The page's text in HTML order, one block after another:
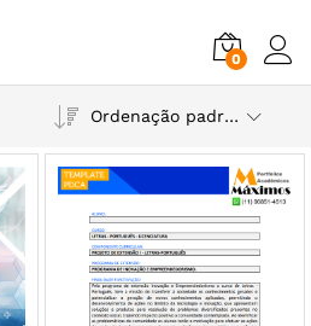
0
Ordenação padrão